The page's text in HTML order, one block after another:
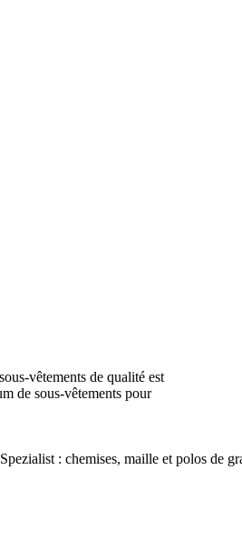
vêtements de qualité est
de sous-vêtements pour
: chemises, maille et polos